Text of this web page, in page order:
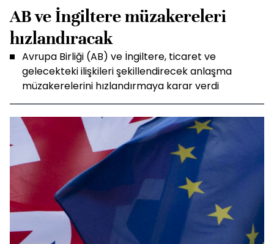
AB ve İngiltere müzakereleri
hızlandıracak
Avrupa Birliği (AB) ve İngiltere, ticaret ve
gelecekteki ilişkileri şekillendirecek anlaşma
müzakerelerini hızlandırmaya karar verdi